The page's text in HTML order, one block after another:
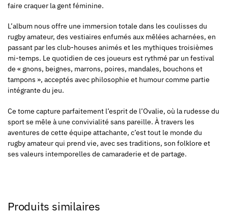
faire craquer la gent féminine.
L’album nous offre une immersion totale dans les coulisses du
rugby amateur, des vestiaires enfumés aux mêlées acharnées, en
passant par les club-houses animés et les mythiques troisièmes
mi-temps. Le quotidien de ces joueurs est rythmé par un festival
de « gnons, beignes, marrons, poires, mandales, bouchons et
tampons », acceptés avec philosophie et humour comme partie
intégrante du jeu.
Ce tome capture parfaitement l’esprit de l’Ovalie, où la rudesse du
sport se mêle à une convivialité sans pareille. À travers les
aventures de cette équipe attachante, c’est tout le monde du
rugby amateur qui prend vie, avec ses traditions, son folklore et
ses valeurs intemporelles de camaraderie et de partage.
Produits similaires